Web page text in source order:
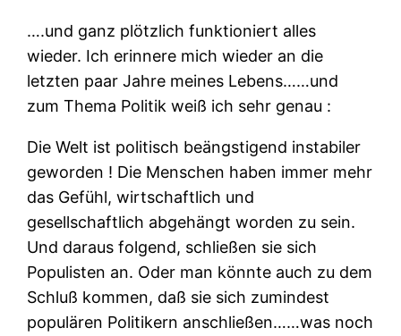
….und ganz plötzlich funktioniert alles
wieder. Ich erinnere mich wieder an die
letzten paar Jahre meines Lebens……und
zum Thema Politik weiß ich sehr genau :
Die Welt ist politisch beängstigend instabiler
geworden ! Die Menschen haben immer mehr
das Gefühl, wirtschaftlich und
gesellschaftlich abgehängt worden zu sein.
Und daraus folgend, schließen sie sich
Populisten an. Oder man könnte auch zu dem
Schluß kommen, daß sie sich zumindest
populären Politikern anschließen……was noch